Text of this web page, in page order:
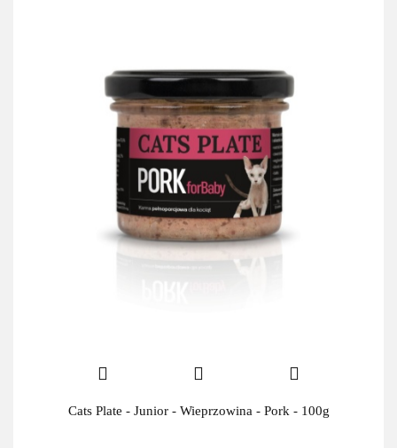
Cats Plate - Junior - Wieprzowina - Pork - 100g